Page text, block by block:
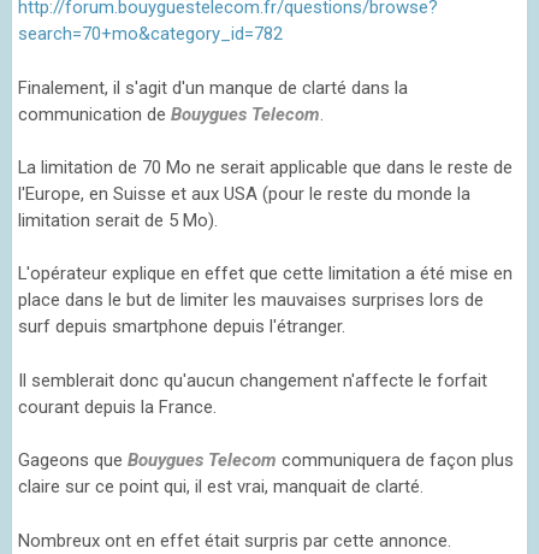
http://forum.bouyguestelecom.fr/questions/browse?
search=70+mo&category_id=782
Finalement, il s'agit d'un manque de clarté dans la
communication de Bouygues Telecom.
La limitation de 70 Mo ne serait applicable que dans le reste de
l'Europe, en Suisse et aux USA (pour le reste du monde la
limitation serait de 5 Mo).
L'opérateur explique en effet que cette limitation a été mise en
place dans le but de limiter les mauvaises surprises lors de
surf depuis smartphone depuis l'étranger.
Il semblerait donc qu'aucun changement n'affecte le forfait
courant depuis la France.
Gageons que Bouygues Telecom communiquera de façon plus
claire sur ce point qui, il est vrai, manquait de clarté.
Nombreux ont en effet était surpris par cette annonce.